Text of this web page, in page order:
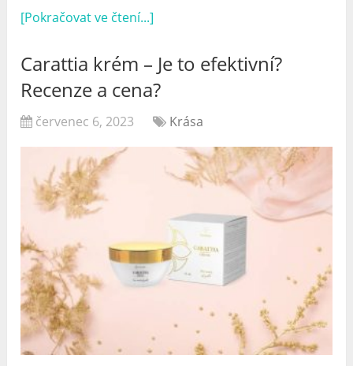
[Pokračovat ve čtení...]
Carattia krém – Je to efektivní?
Recenze a cena?
červenec 6, 2023 Krása